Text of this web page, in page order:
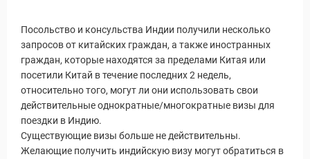
Посольство и консульства Индии получили несколько
запросов от китайских граждан, а также иностранных
граждан, которые находятся за пределами Китая или
посетили Китай в течение последних 2 недель,
относительно того, могут ли они использовать свои
действительные однократные/многократные визы для
поездки в Индию.
Существующие визы больше не действительны.
Желающие получить индийскую визу могут обратиться в